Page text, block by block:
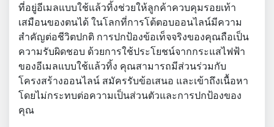
ที่อยู่อีเมลแบบใช้แล้วทิ้งช่วยให้ลูกค้าควบคุมรอยเท้า
เสมือนของตนได้ ในโลกที่การโต้ตอบออนไลน์มีความ
สำคัญต่อชีวิตปกติ การปกป้องข้อเท็จจริงของคุณถือเป็น
ความรับผิดชอบ ด้วยการใช้ประโยชน์จากกระแสไฟฟ้า
ของอีเมลแบบใช้แล้วทิ้ง คุณสามารถมีส่วนร่วมกับ
โครงสร้างออนไลน์ สมัครรับข้อเสนอ และเข้าถึงเนื้อหา
โดยไม่กระทบต่อความเป็นส่วนตัวและการปกป้องของ
คุณ